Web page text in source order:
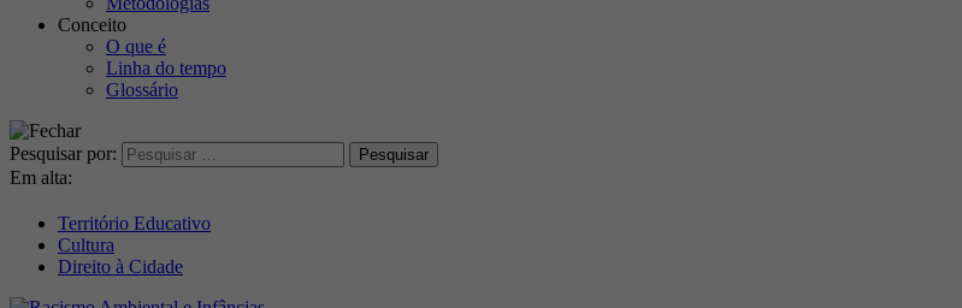
Conceito
O que é
Linha do tempo
Glossário
Pesquisar por:
Em alta:
Território Educativo
Cultura
Direito à Cidade